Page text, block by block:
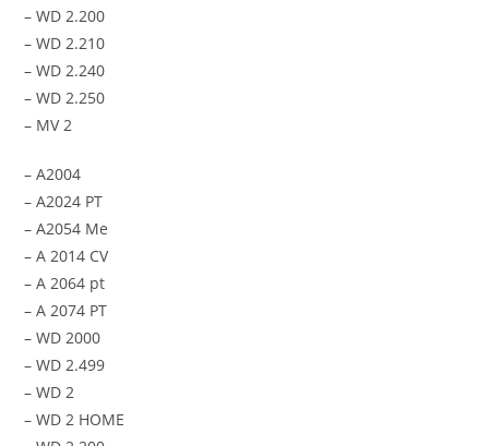
– WD 2.200
– WD 2.210
– WD 2.240
– WD 2.250
– MV 2
– A2004
– A2024 PT
– A2054 Me
– A 2014 CV
– A 2064 pt
– A 2074 PT
– WD 2000
– WD 2.499
– WD 2
– WD 2 HOME